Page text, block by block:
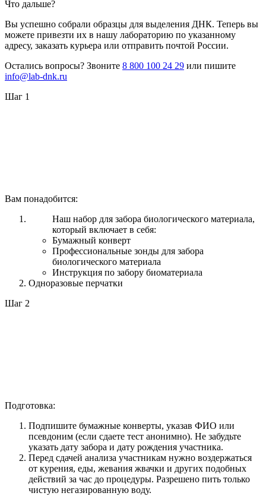
Что дальше?
Вы успешно собрали образцы для выделения ДНК. Теперь вы
можете привезти их в нашу лабораторию по указанному
адресу, заказать курьера или отправить почтой России.
Остались вопросы? Звоните 8 800 100 24 29 или пишите
info@lab-dnk.ru
Шаг 1
Вам понадобится:
Наш набор для забора биологического материала,
который включает в себя:
Бумажный конверт
Профессиональные зонды для забора
биологического материала
Инструкция по забору биоматериала
Одноразовые перчатки
Шаг 2
Подготовка:
Подпишите бумажные конверты, указав ФИО или
псевдоним (если сдаете тест анонимно). Не забудьте
указать дату забора и дату рождения участника.
Перед сдачей анализа участникам нужно воздержаться
от курения, еды, жевания жвачки и других подобных
действий за час до процедуры. Разрешено пить только
чистую негазированную воду.